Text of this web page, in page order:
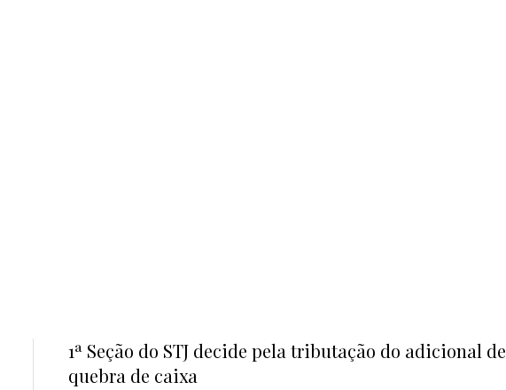
1ª Seção do STJ decide pela tributação do adicional de
quebra de caixa